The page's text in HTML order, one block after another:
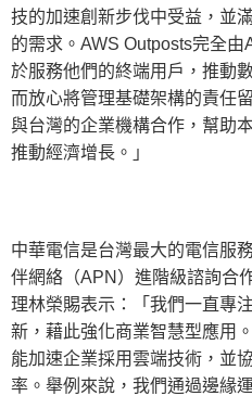
技的加速創新步伐中受益，並
的需求。AWS Outposts完全
於服務他們的終端用戶，推動
而放心將管理基礎架構的責任
與台灣的企業機構合作，幫助
推動經濟增長。」
中華電信是台灣最大的電信服
伴網絡（APN）進階級諮詢合
理林榮賜表示：「我們一直專
新，藉此強化商業智慧型應用
能加速企業採用雲端技術，並
率。舉例來說，我們通過邊緣